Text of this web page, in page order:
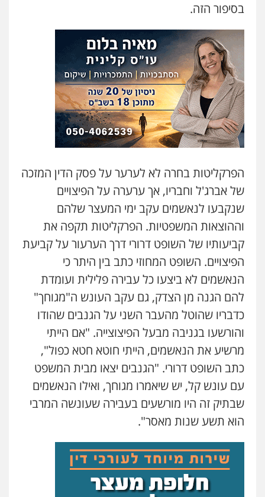
בסיפור הזה.
הפרקליטות בחרה לא לערער על פסק הדין המזכה
של אברג'ל וחבריו, אך ערערה על הפיצויים
שנקבעו לנאשמים עקב ימי המעצר שלהם
וההוצאות המשפטיות. הפרקליטות תקפה את
קביעותיו של השופט דרורי דרך הערעור על קביעת
הפיצויים. השופט המחוזי כתב בין היתר כי
הנאשמים לא ביצעו כל עבירה פלילית ועומדת
להם הגנה מן הצדק, גם עקב העונש ה"מגוחך"
כדבריו שהוטל מהעבר השני על הגנבים שהודו
והורשעו בגניבה מבעל הפיצוצייה. "אם הייתי
מרשיע את הנאשמים, הייתי חוטא חטא כפול",
כתב השופט דרורי. "הגנבים יצאו מבית המשפט
עם עונש קל, יש שיאמרו מגוחך, ואילו הנאשמים
שבתיק זה היו מורשעים בעבירה שעונשה המרבי
הוא תשע שנות מאסר".